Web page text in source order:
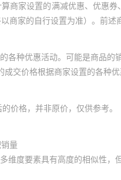
商家设置的满减优惠、优惠
家的自行设置为准）。前
种优惠活动。可能是商品的
交价格根据商家设置的各种
价格，并非原价，仅供参考。
量
度要素具有高度的相似性，